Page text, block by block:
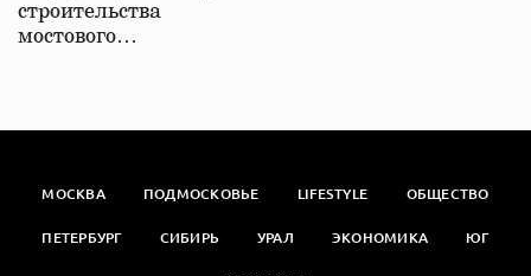
строительства
мостового…
МОСКВА ПОДМОСКОВЬЕ LIFESTYLE ОБЩЕСТВО
ПЕТЕРБУРГ СИБИРЬ УРАЛ ЭКОНОМИКА ЮГ